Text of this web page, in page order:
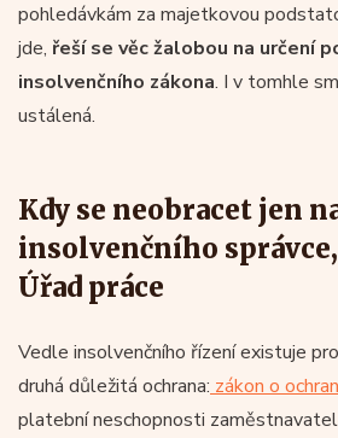
pohledávkám za majetkovou
jde, řeší se věc žalobou na určení
insolvenčního zákona. I v tomhle
ustálená.
Kdy se neobracet jen
insolvenčního
Úřad práce
Vedle insolvenčního řízení existuje
druhá důležitá ochrana: zákon o
platební neschopnosti